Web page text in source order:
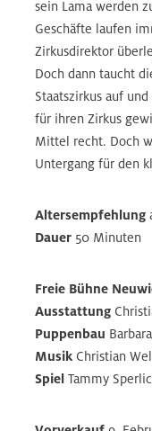
sein Lama werden
Geschäfte laufen
Zirkusdirektor
Doch dann taucht
Staatszirkus auf
für ihren Zirkus
Mittel recht. Doch
Untergang für den
Altersempfehlung
Dauer 50 Minuten
Freie Bühne
Ausstattung
Puppenbau
Musik Christian
Spiel Tammy